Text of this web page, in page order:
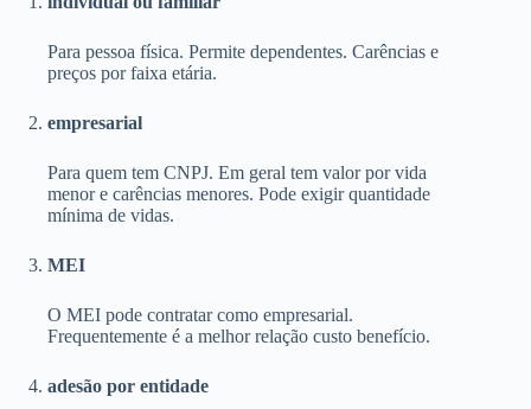
Para pessoa física. Permite dependentes. Carências e
preços por faixa etária.
empresarial
Para quem tem CNPJ. Em geral tem valor por vida
menor e carências menores. Pode exigir quantidade
mínima de vidas.
MEI
O MEI pode contratar como empresarial.
Frequentemente é a melhor relação custo benefício.
adesão por entidade